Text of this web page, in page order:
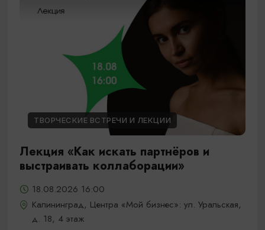
ТВОРЧЕСКИЕ ВСТРЕЧИ И ЛЕКЦИИ
Лекция «Как искать партнёров и
выстраивать коллаборации»
18.08.2026 16:00
Калининград, Центра «Мой бизнес»: ул. Уральская,
д. 18, 4 этаж